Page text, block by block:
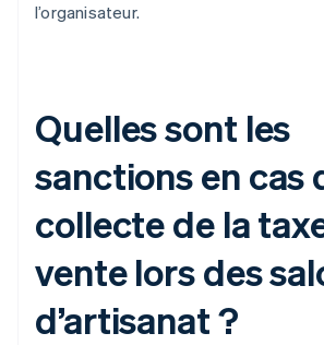
l’organisateur.
Quelles sont les
sanctions en cas
collecte de la
vente lors des
d’artisanat ?